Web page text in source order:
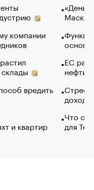
компании
вредить
и квартир
Маск в
основ
ЕС
нефти
Что
для